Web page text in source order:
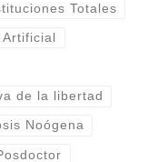
Totales
de la libertad
Noógena